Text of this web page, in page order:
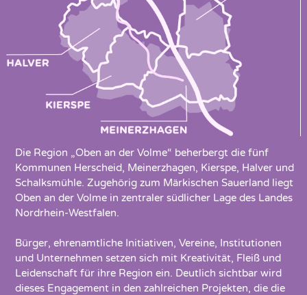
Die Region „Oben an der Volme“ beherbergt die fünf
Kommunen Herscheid, Meinerzhagen, Kierspe, Halver und
Schalksmühle. Zugehörig zum Märkischen Sauerland liegt
Oben an der Volme in zentraler südlicher Lage des Landes
Nordrhein-Westfalen.
Bürger, ehrenamtliche Initiativen, Vereine, Institutionen
und Unternehmen setzen sich mit Kreativität, Fleiß und
Leidenschaft für ihre Region ein. Deutlich sichtbar wird
dieses Engagement in den zahlreichen Projekten, die die